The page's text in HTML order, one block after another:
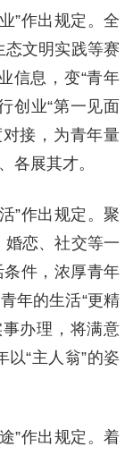
”作出规定。全
文明实践等赛
信息，变“青年
创业“第一见面
接，为青年量
各展其才。
”作出规定。聚
恋、社交等一
条件，浓厚青年
年的生活“更精
办理，将满意
“主人翁”的姿
”作出规定。着